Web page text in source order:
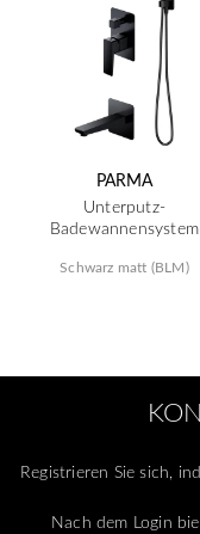
PARMA
Unterputz-
Badewannensystem
Schwarz matt (BLM)
Registrieren Sie sich,
Nach dem Login